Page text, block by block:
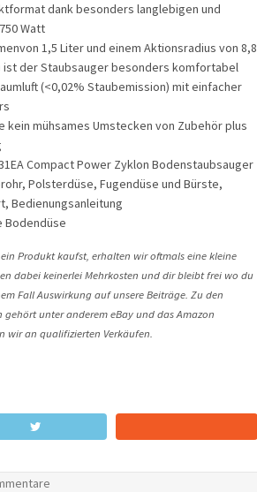
dank besonders langlebigen und
Watt
1,5 Liter und einem Aktionsradius von 8,8
ist der Staubsauger besonders komfortabel
(<0,02% Staubemission) mit einfacher
mühsames Umstecken von Zubehör plus
Compact Power Zyklon Bodenstaubsauger
Polsterdüse, Fugendüse und Bürste,
Bedienungsanleitung
Bodendüse
Produkt kaufst, erhalten wir oftmals eine kleine
dabei keinerlei Mehrkosten und dir bleibt frei wo du
Fall Auswirkung auf unsere Beiträge. Zu den
unter anderem eBay und das Amazon
wir an qualifizierten Verkäufen.